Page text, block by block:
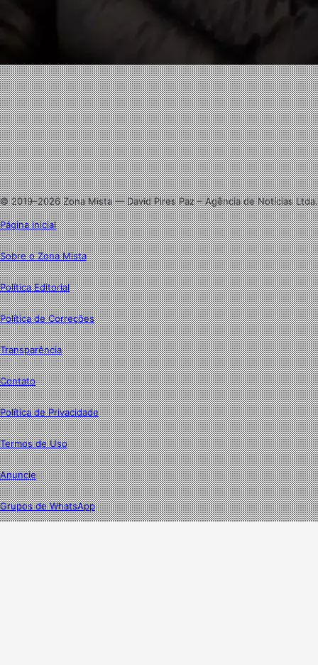
Facebook
X
Linkedin
Instagram
© 2019–2026 Zona Mista — David Pires Paz – Agência de Notícias Ltda.
Página inicial
Sobre o Zona Mista
Política Editorial
Política de Correções
Transparência
Contato
Política de Privacidade
Termos de Uso
Anuncie
Grupos de WhatsApp